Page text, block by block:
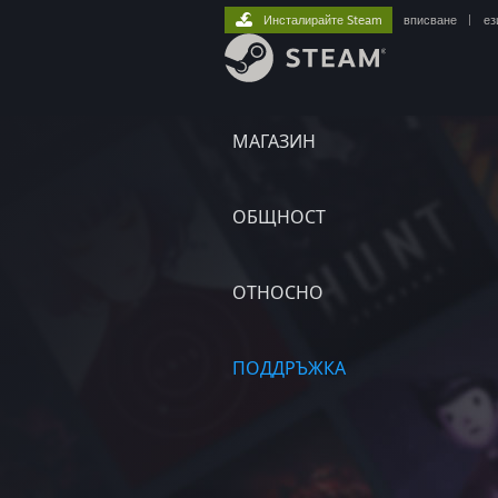
МАГАЗИН
ОБЩНОСТ
ОТНОСНО
ПОДДРЪЖКА
Инсталирайте Steam вписване